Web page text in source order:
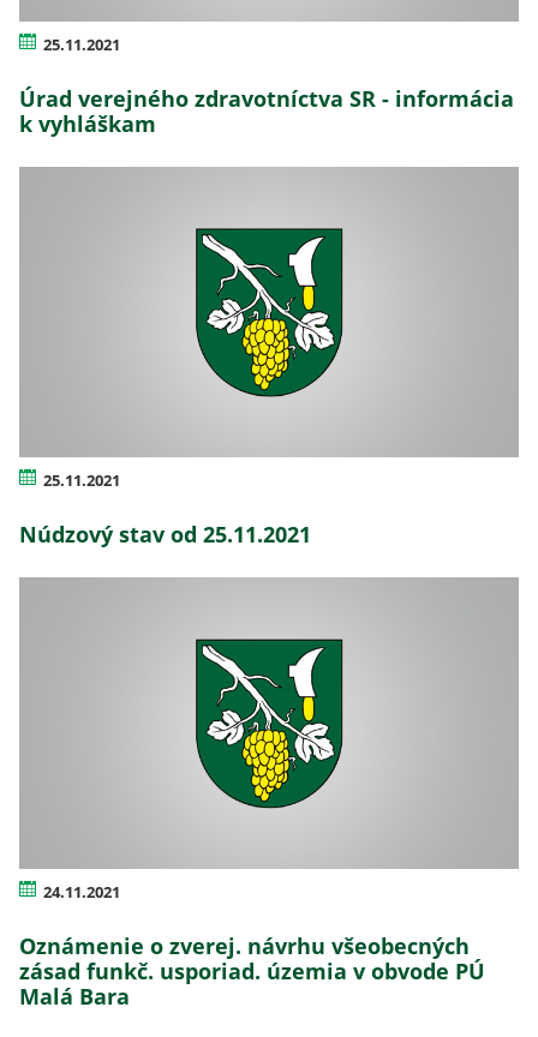
25.11.2021
Úrad verejného zdravotníctva SR - informácia
k vyhláškam
25.11.2021
Núdzový stav od 25.11.2021
24.11.2021
Oznámenie o zverej. návrhu všeobecných
zásad funkč. usporiad. územia v obvode PÚ
Malá Bara